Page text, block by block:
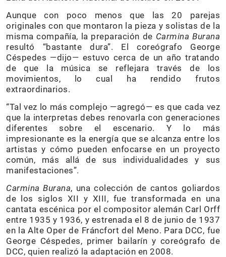
Aunque con poco menos que las 20 parejas
originales con que montaron la pieza y solistas de la
misma compañía, la preparación de Carmina Burana
resultó “bastante dura”. El coreógrafo George
Céspedes —dijo— estuvo cerca de un año tratando
de que la música se reflejara través de los
movimientos, lo cual ha rendido frutos
extraordinarios.
“Tal vez lo más complejo —agregó— es que cada vez
que la interpretas debes renovarla con generaciones
diferentes sobre el escenario. Y lo más
impresionante es la energía que se alcanza entre los
artistas y cómo pueden enfocarse en un proyecto
común, más allá de sus individualidades y sus
manifestaciones”.
Carmina Burana, una colección de cantos goliardos
de los siglos XII y XIII, fue transformada en una
cantata escénica por el compositor alemán Carl Orff
entre 1935 y 1936, y estrenada el 8 de junio de 1937
en la Alte Oper de Fráncfort del Meno. Para DCC, fue
George Céspedes, primer bailarín y coreógrafo de
DCC, quien realizó la adaptación en 2008.